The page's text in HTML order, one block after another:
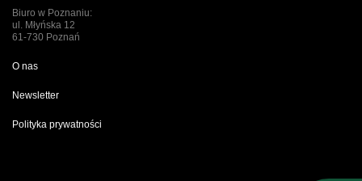
Biuro w Poznaniu:
ul. Młyńska 12
61-730 Poznań
O nas
Newsletter
Polityka prywatności